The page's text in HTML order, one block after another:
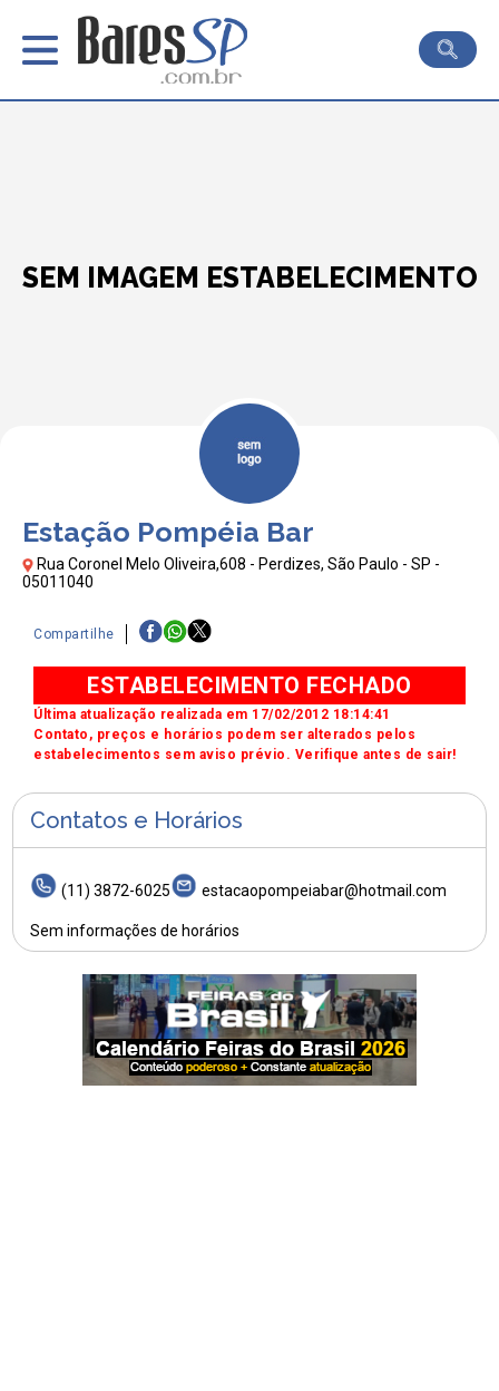
SEM IMAGEM ESTABELECIMENTO
Estação Pompéia Bar
Rua Coronel Melo Oliveira,608 - Perdizes, São Paulo - SP -
05011040
Compartilhe
ESTABELECIMENTO FECHADO
Última atualização realizada em 17/02/2012 18:14:41
Contato, preços e horários podem ser alterados pelos
estabelecimentos sem aviso prévio. Verifique antes de sair!
Contatos e Horários
(11) 3872-6025 estacaopompeiabar@hotmail.com
Sem informações de horários